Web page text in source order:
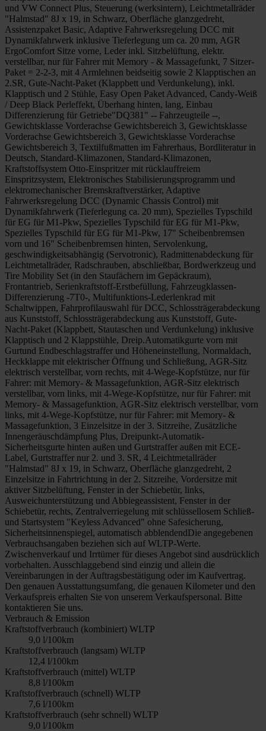
und VW Connect Plus, Steuerung (werksintern), Leichtmetallräder
"Halmstad" 8J x 19, in Schwarz, Oberfläche glanzgedreht,
Assistenzpaket Basic, Adaptive Fahrwerksregelung DCC mit
Dynamikfahrwerk inklusive Tieferlegung um ca. 20 mm, AGR
ErgoComfort Sitze vorne, Leder inkl. Sitzbelüftung, elektr.
verstellbar, nur für Fahrer mit Memory - & Massagefunkt, 7 Sitzer-
Paket = 2-2-3, mit 4 Armlehnen beidseitig sowie 2 Klapptischen an
2.SR, Gute-Nacht-Paket (Klappbett und Verdunkelung), inkl.
Klapptisch und 2 Stühle, Easy Open Paket Advanced, Candy-Weiß
/ Deep Black Perleffekt, Überhang hinten, lang, Einbau
Differenzierung für Getriebe"DQ381" -- Fahrzeugteile --,
Gewichtsklasse Vorderachse Gewichtsbereich 3, Gewichtsklasse
Vorderachse Gewichtsbereich 3, Gewichtsklasse Vorderachse
Gewichtsbereich 3, Textilfußmatten im Fahrerhaus, Bordliteratur in
Deutsch, Standard-Klimazonen, Standard-Klimazonen,
Kraftstoffsystem Otto-Einspritzer mit rücklauffreiem
Einspritzsystem, Elektronisches Stabilisierungsprogramm und
elektromechanischer Bremskraftverstärker, Adaptive
Fahrwerksregelung DCC (Dynamic Chassis Control) mit
Dynamikfahrwerk (Tieferlegung ca. 20 mm), Spezielles Typschild
für EG für M1-Pkw, Spezielles Typschild für EG für M1-Pkw,
Spezielles Typschild für EG für M1-Pkw, 17" Scheibenbremsen
vorn und 16" Scheibenbremsen hinten, Servolenkung,
geschwindigkeitsabhängig (Servotronic), Radmittenabdeckung für
Leichtmetallräder, Radschrauben, abschließbar, Bordwerkzeug und
Tire Mobility Set (in den Staufächern im Gepäckraum),
Frontantrieb, Serienkraftstoff-Erstbefüllung, Fahrzeugklassen-
Differenzierung -7T0-, Multifunktions-Lederlenkrad mit
Schaltwippen, Fahrprofilauswahl für DCC, Schlossträgerabdeckung
aus Kunststoff, Schlossträgerabdeckung aus Kunststoff, Gute-
Nacht-Paket (Klappbett, Stautaschen und Verdunkelung) inklusive
Klapptisch und 2 Klappstühle, Dreip.Automatikgurte vorn mit
Gurtund Endbeschlagstraffer und Höheneinstellung, Normaldach,
Heckklappe mit elektrischer Öffnung und Schließung, AGR-Sitz
elektrisch verstellbar, vorn rechts, mit 4-Wege-Kopfstütze, nur für
Fahrer: mit Memory- & Massagefunktion, AGR-Sitz elektrisch
verstellbar, vorn links, mit 4-Wege-Kopfstütze, nur für Fahrer: mit
Memory- & Massagefunktion, AGR-Sitz elektrisch verstellbar, vorn
links, mit 4-Wege-Kopfstütze, nur für Fahrer: mit Memory- &
Massagefunktion, 3 Einzelsitze in der 3. Sitzreihe, Zusätzliche
Innengeräuschdämpfung Plus, Dreipunkt-Automatik-
Sicherheitsgurte hinten außen und Gurtstraffer außen mit ECE-
Label, Gurtstraffer nur 2. und 3. SR, 4 Leichtmetallräder
"Halmstad" 8J x 19, in Schwarz, Oberfläche glanzgedreht, 2
Einzelsitze in Fahrtrichtung in der 2. Sitzreihe, Vordersitze mit
aktiver Sitzbelüftung, Fenster in der Schiebetür, links,
Ausweichunterstützung und Abbiegeassistent, Fenster in der
Schiebetür, rechts, Zentralverriegelung mit schlüssellosem Schließ-
und Startsystem "Keyless Advanced" ohne Safesicherung,
Sicherheitsinnenspiegel, automatisch abblendendDie angegebenen
Verbrauchsangaben beziehen sich auf WLTP-Werte.
Zwischenverkauf und Irrtümer für dieses Angebot sind ausdrücklich
vorbehalten. Ausschlaggebend sind einzig und allein die
Vereinbarungen in der Auftragsbestätigung oder im Kaufvertrag.
Den genauen Ausstattungsumfang, die genauen Kilometer und den
Verkaufspreis erhalten Sie von unserem Verkaufspersonal. Bitte
kontaktieren Sie uns.
Verbrauch & Emission
Kraftstoffverbrauch (kombiniert) WLTP
9,0 l/100km
Kraftstoffverbrauch (langsam) WLTP
12,4 l/100km
Kraftstoffverbrauch (mittel) WLTP
8,8 l/100km
Kraftstoffverbrauch (schnell) WLTP
7,6 l/100km
Kraftstoffverbrauch (sehr schnell) WLTP
9,0 l/100km